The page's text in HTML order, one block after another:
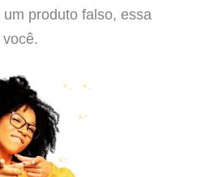
produto falso, essa